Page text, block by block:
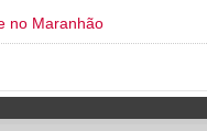
no Maranhão